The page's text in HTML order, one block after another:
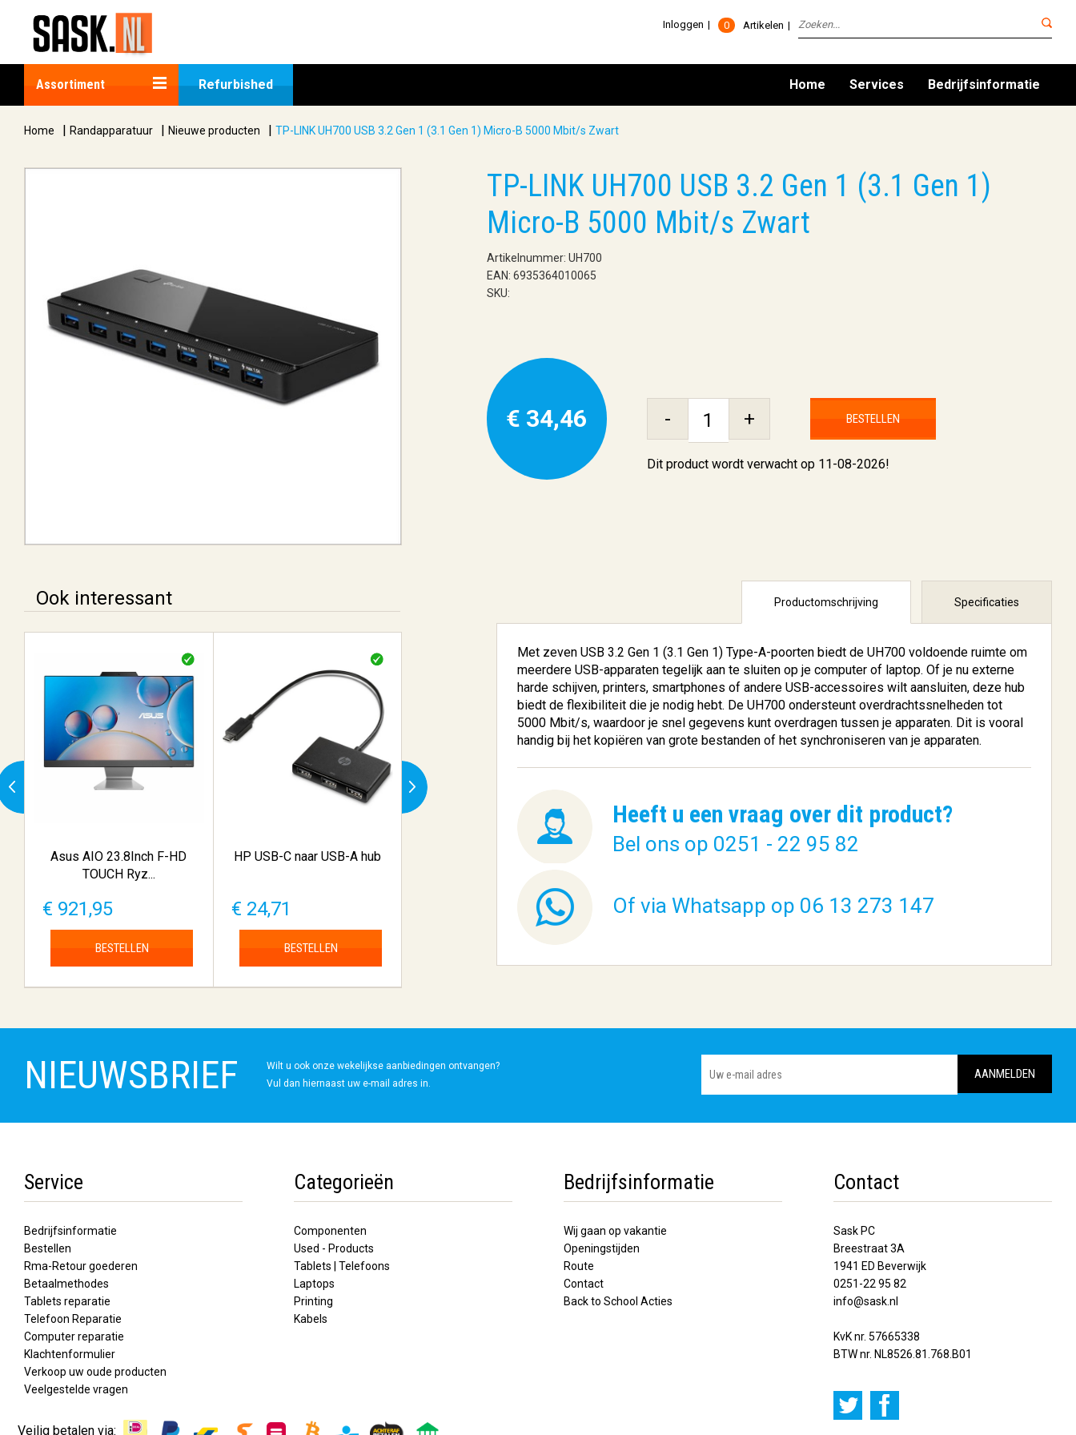
0 Artikelen
Inloggen
Assortiment Refurbished Home Services Bedrijfsinformatie
Home | Randapparatuur | Nieuwe producten | TP-LINK UH700 USB 3.2 Gen 1 (3.1 Gen 1) Micro-B 5000 Mbit/s Zwart
TP-LINK UH700 USB 3.2 Gen 1 (3.1 Gen 1)
Micro-B 5000 Mbit/s Zwart
Artikelnummer: UH700
EAN: 6935364010065
SKU:
€ 34,46 - + BESTELLEN
Dit product wordt verwacht op 11-08-2026!
Ook interessant
Asus AIO 23.8Inch F-HD
TOUCH Ryz...
€ 921,95
BESTELLEN
HP USB-C naar USB-A hub
€ 24,71
BESTELLEN
ACT AC8320 flat panel
€ 40,75
ACT Zwarte 3 meter UTP
€ 3,68
Productomschrijving Specificaties
Met zeven USB 3.2 Gen 1 (3.1 Gen 1) Type-A-poorten biedt de UH700 voldoende ruimte om
meerdere USB-apparaten tegelijk aan te sluiten op je computer of laptop. Of je nu externe
harde schijven, printers, smartphones of andere USB-accessoires wilt aansluiten, deze hub
biedt de flexibiliteit die je nodig hebt. De UH700 ondersteunt overdrachtssnelheden tot
5000 Mbit/s, waardoor je snel gegevens kunt overdragen tussen je apparaten. Dit is vooral
handig bij het kopiëren van grote bestanden of het synchroniseren van je apparaten.
Heeft u een vraag over dit product?
Bel ons op 0251 - 22 95 82
Of via Whatsapp op 06 13 273 147
NIEUWSBRIEF
Wilt u ook onze wekelijkse aanbiedingen ontvangen?
Vul dan hiernaast uw e-mail adres in.
Service
Bedrijfsinformatie
Bestellen
Rma-Retour goederen
Betaalmethodes
Tablets reparatie
Telefoon Reparatie
Computer reparatie
Klachtenformulier
Verkoop uw oude producten
Veelgestelde vragen
Categorieën
Componenten
Used - Products
Tablets | Telefoons
Laptops
Printing
Kabels
Bedrijfsinformatie
Wij gaan op vakantie
Openingstijden
Route
Contact
Back to School Acties
Contact
Sask PC
Breestraat 3A
1941 ED Beverwijk
0251-22 95 82
info@sask.nl
KvK nr. 57665338
BTW nr. NL8526.81.768.B01
Veilig betalen via: